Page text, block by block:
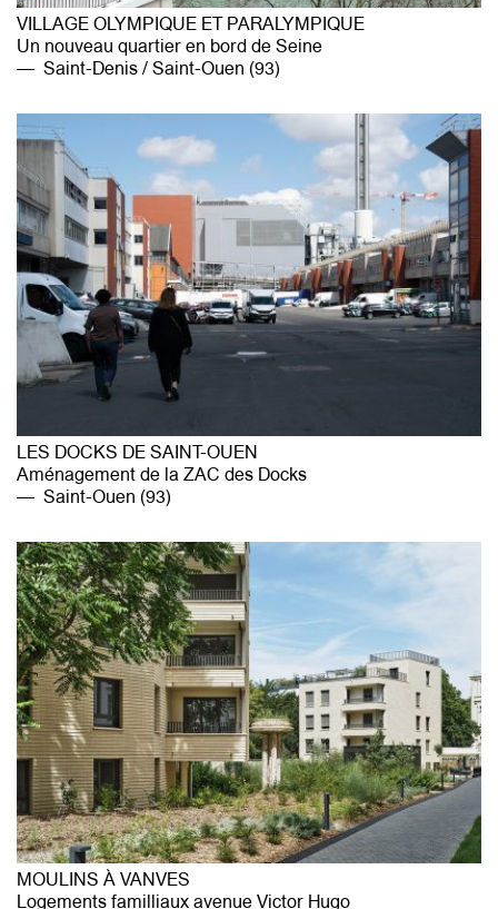
VILLAGE OLYMPIQUE ET PARALYMPIQUE
Un nouveau quartier en bord de Seine
Saint-Denis / Saint-Ouen (93)
LES DOCKS DE SAINT-OUEN
Aménagement de la ZAC des Docks
Saint-Ouen (93)
MOULINS À VANVES
Logements familliaux avenue Victor Hugo